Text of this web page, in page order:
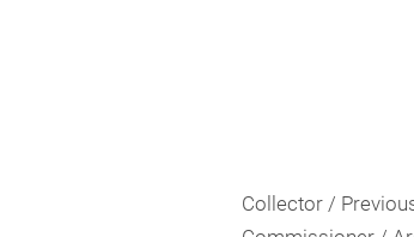
Collector /